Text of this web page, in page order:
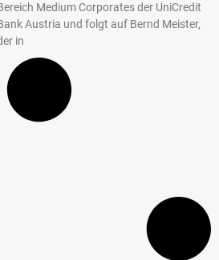
Medium Corporates der UniCredit
Austria und folgt auf Bernd Meister,
in